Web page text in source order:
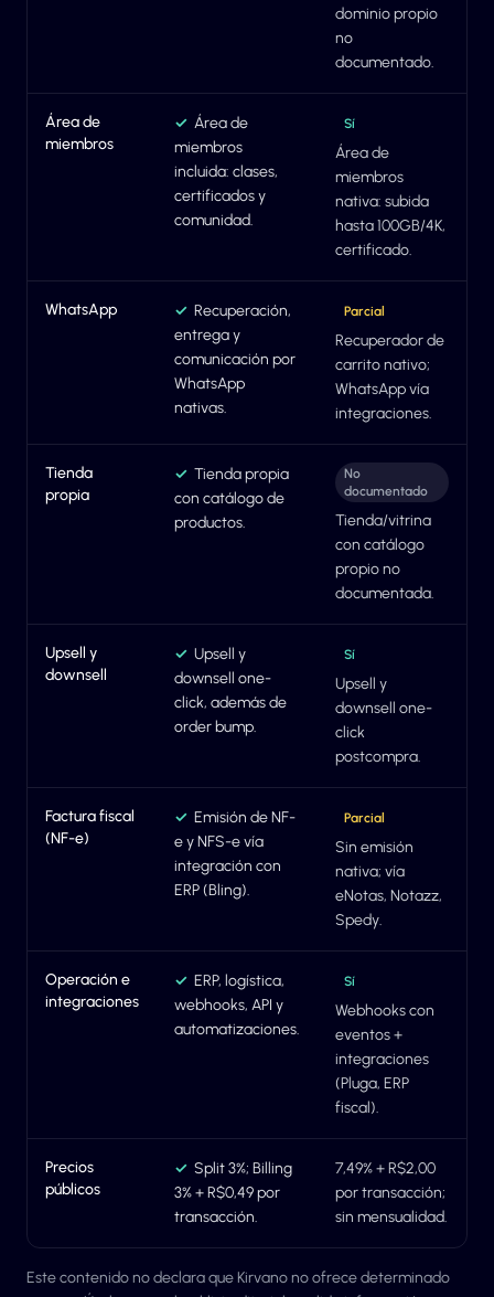
dominio propio
no
documentado.
Área de
miembros
✓ Área de
miembros
incluida: clases,
certificados y
comunidad.
Sí
Área de
miembros
nativa: subida
hasta 100GB/4K,
certificado.
WhatsApp ✓ Recuperación,
entrega y
comunicación por
WhatsApp
nativas.
Parcial
Recuperador de
carrito nativo;
WhatsApp vía
integraciones.
Tienda
propia
✓ Tienda propia
con catálogo de
productos.
No
documentado
Tienda/vitrina
con catálogo
propio no
documentada.
Upsell y
downsell
✓ Upsell y
downsell one-
click, además de
order bump.
Sí
Upsell y
downsell one-
click
postcompra.
Factura fiscal
(NF-e)
✓ Emisión de NF-
e y NFS-e vía
integración con
ERP (Bling).
Parcial
Sin emisión
nativa; vía
eNotas, Notazz,
Spedy.
Operación e
integraciones
✓ ERP, logística,
webhooks, API y
automatizaciones.
Sí
Webhooks con
eventos +
integraciones
(Pluga, ERP
fiscal).
Precios
públicos
✓ Split 3%; Billing
3% + R$0,49 por
transacción.
7,49% + R$2,00
por transacción;
sin mensualidad.
Este contenido no declara que Kirvano no ofrece determinado